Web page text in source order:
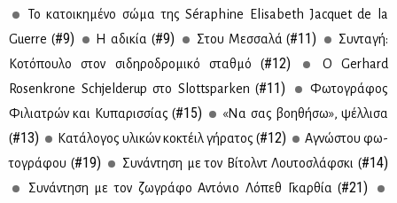
Το κα­τοι­κη­μέ­νο σώ­μα της Séraphine Elisabeth Jacquet de la
Guerre (#9) Η αδι­κία (#9) Στου Μεσ­σα­λά (#11)
Συ­ντα­γή:
Κο­τό­που­λο στον σι­δη­ρο­δρο­μι­κό σταθ­μό (#12)
O Gerhard
Rosenkrone Schjelderup στο Slottsparken (#11)
Φω­το­γρά­φος
Φι­λια­τρών και Κυ­πα­ρισ­σί­ας (#15)
«Να σας βοη­θή­σω», ψέλ­λι­σα
(#13) Κα­τά­λο­γος υλι­κών κο­κτέιλ γή­ρα­τος (#12)
Αγνώ­στου φω­
το­γρά­φου (#19) Συ­νά­ντη­ση με τον Βί­τολντ Λου­το­σλάφ­σκι (#14)
Συ­νά­ντη­ση με τον ζω­γρά­φο Αντό­νιο Λό­πεθ Γκαρ­θία (#21)